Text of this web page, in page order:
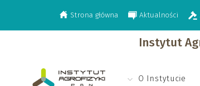
Strona główna Aktualności
Instytut
O Instytucie
>Obrony prac doktorskich